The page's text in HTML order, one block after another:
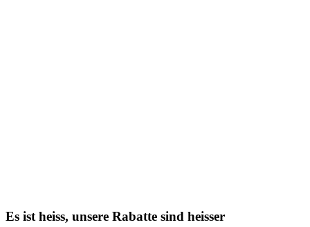
Es ist heiss, unsere Rabatte sind heisser